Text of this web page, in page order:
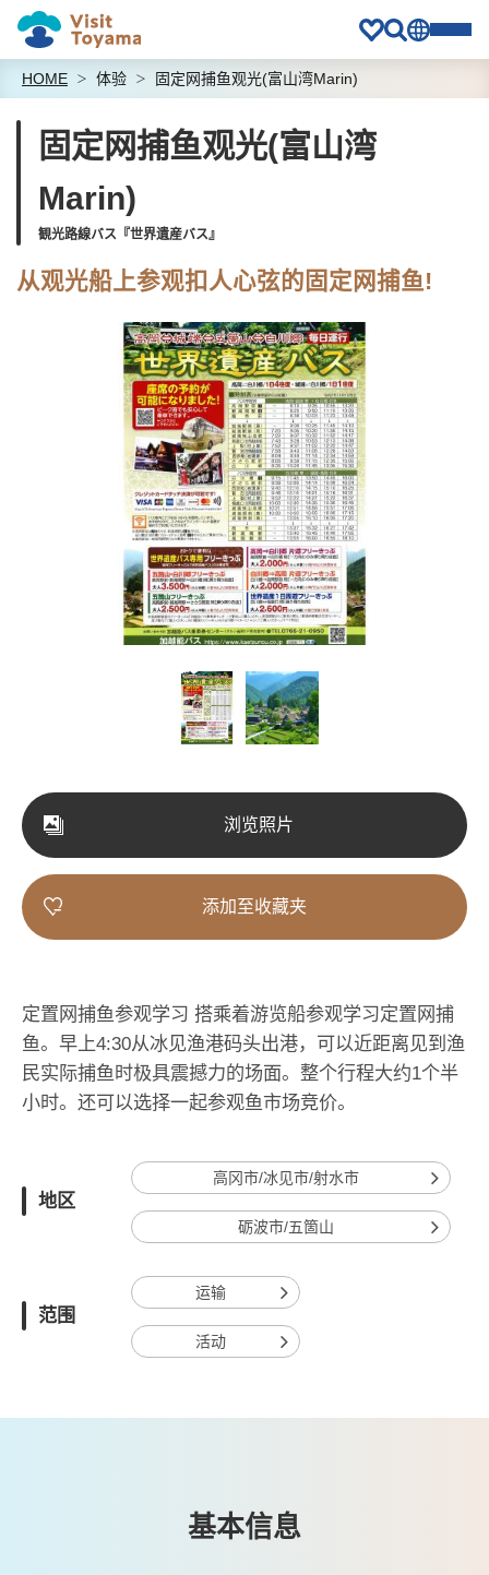
HOME 体验 固定网捕鱼观光(富山湾Marin)
固定网捕鱼观光(富山湾
Marin)
観光路線バス『世界遺産バス』
从观光船上参观扣人心弦的固定网捕鱼!
浏览照片
添加至收藏夹
定置网捕鱼参观学习 搭乘着游览船参观学习定置网捕
鱼。早上4:30从冰见渔港码头出港，可以近距离见到渔
民实际捕鱼时极具震撼力的场面。整个行程大约1个半
小时。还可以选择一起参观鱼市场竞价。
地区
高冈市/冰见市/射水市
砺波市/五箇山
范围
运输
活动
基本信息